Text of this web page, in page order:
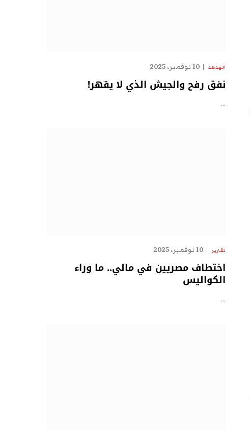
الهدهد 10 نوفمبر، 2025
نفق رفح والجيش الذي لا يقهر!
…
تقارير 10 نوفمبر، 2025
اختطاف مصريين في مالي.. ما وراء
الكواليس
…